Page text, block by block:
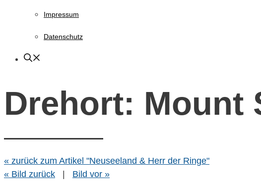
Impressum
Datenschutz
Drehort: Mount
« zurück zum Artikel "Neuseeland & Herr der Ringe"
« Bild zurück
| Bild vor »